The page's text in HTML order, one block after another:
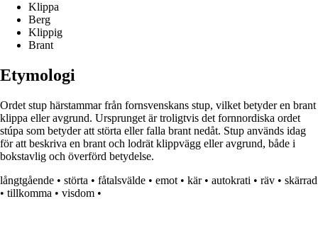
Klippa
Berg
Klippig
Brant
Etymologi
Ordet stup härstammar från fornsvenskans stup, vilket betyder en brant
klippa eller avgrund. Ursprunget är troligtvis det fornnordiska ordet
stúpa som betyder att störta eller falla brant nedåt. Stup används idag
för att beskriva en brant och lodrät klippvägg eller avgrund, både i
bokstavlig och överförd betydelse.
långtgående • störta • fåtalsvälde • emot • kär• autokrati • räv • skärrad
• tillkomma • visdom •